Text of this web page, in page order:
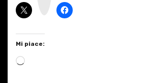
Mi piace:
C